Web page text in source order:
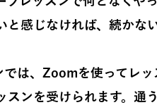
と感じなければ、続かな
は、Zoomを使ってレッ
ンを受けられます。 通